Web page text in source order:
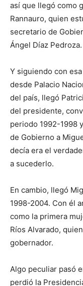
así que llegó como
Rannauro, quien
secretario de
Ángel Díaz Pedroza.
Y siguiendo con
desde Palacio
del país, llegó
del presidente,
periodo 1992-1998
de Gobierno a
decía era el
a sucederlo.
En cambio, llegó
1998-2004. Con él
como la primera
Ríos Alvarado,
gobernador.
Algo peculiar pasó
perdió la